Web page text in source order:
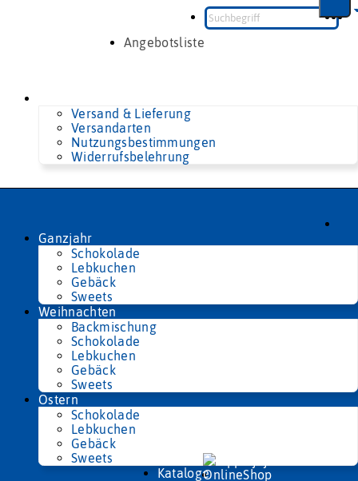
Angebotsliste
Versand & Lieferung
Versandarten
Nutzungsbestimmungen
Widerrufsbelehrung
Ganzjahr
Schokolade
Lebkuchen
Gebäck
Sweets
Weihnachten
Backmischung
Schokolade
Lebkuchen
Gebäck
Sweets
Ostern
Schokolade
Lebkuchen
Gebäck
Sweets
Kataloge